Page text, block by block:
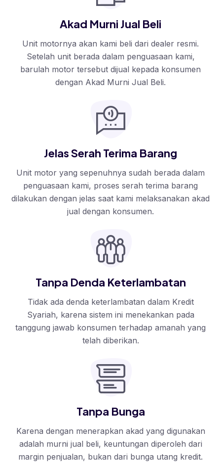
Akad Murni Jual Beli
Unit motornya akan kami beli dari dealer resmi.
Setelah unit berada dalam penguasaan kami,
barulah motor tersebut dijual kepada konsumen
dengan Akad Murni Jual Beli.
Jelas Serah Terima Barang
Unit motor yang sepenuhnya sudah berada dalam
penguasaan kami, proses serah terima barang
dilakukan dengan jelas saat kami melaksanakan akad
jual dengan konsumen.
Tanpa Denda Keterlambatan
Tidak ada denda keterlambatan dalam Kredit
Syariah, karena sistem ini menekankan pada
tanggung jawab konsumen terhadap amanah yang
telah diberikan.
Tanpa Bunga
Karena dengan menerapkan akad yang digunakan
adalah murni jual beli, keuntungan diperoleh dari
margin penjualan, bukan dari bunga utang kredit.